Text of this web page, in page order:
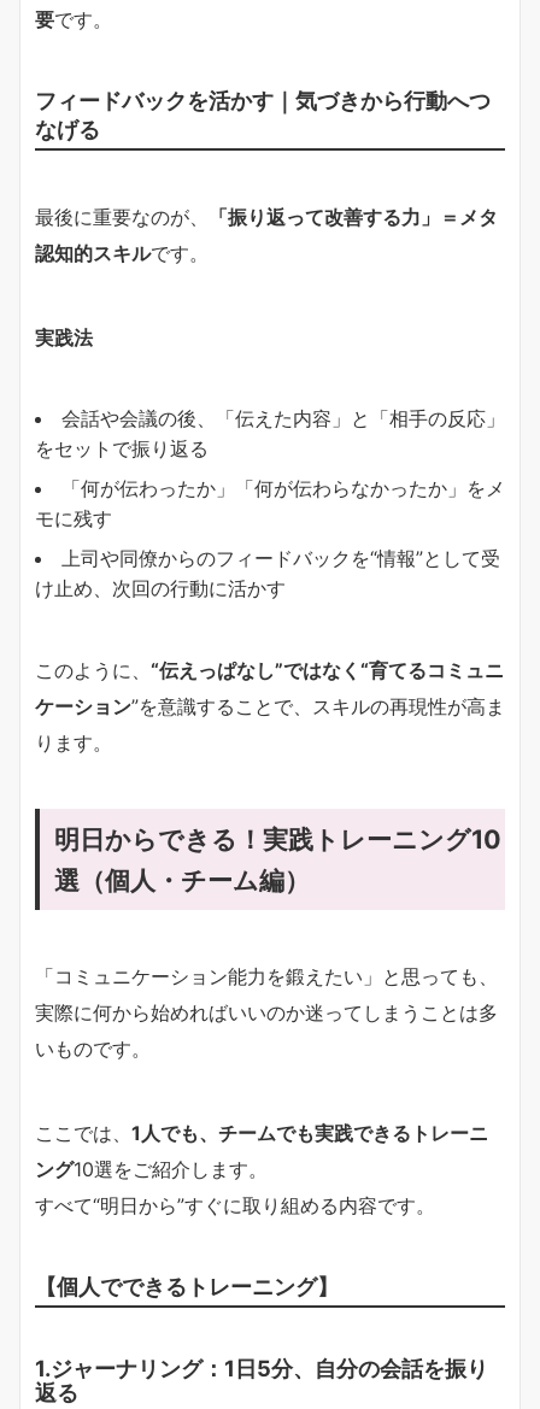
要です。
フィードバックを活かす｜気づきから行動へつ
なげる
最後に重要なのが、
「振り返って改善する力」＝メタ
認知的スキルです。
実践法
会話や会議の後、「伝えた内容」と「相手の反応」
をセットで振り返る
「何が伝わったか」「何が伝わらなかったか」をメ
モに残す
上司や同僚からのフィードバックを“情報”として受
け止め、次回の行動に活かす
このように、 “伝えっぱなし”ではなく“育てるコミュニ
ケーション”を意識することで、スキルの再現性が高ま
ります。
明日からできる！実践トレーニング10
選（個人・チーム編）
「コミュニケーション能力を鍛えたい」と思っても、
実際に何から始めればいいのか迷ってしまうことは多
いものです。
ここでは、 1人でも、チームでも実践できるトレーニ
ング10選をご紹介します。
すべて“明日から”すぐに取り組める内容です。
【個人でできるトレーニング】
1.ジャーナリング：1日5分、自分の会話を振り
返る